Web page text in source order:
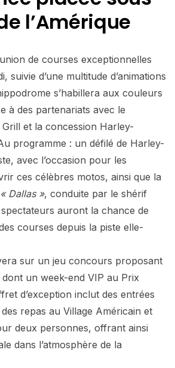
l’Amérique
de courses exceptionnelles
suivie d’une multitude d’animations
s’habillera aux couleurs
à des partenariats avec le
et la concession Harley-
programme : un défilé de Harley-
avec l’occasion pour les
ces célèbres motos, ainsi que la
« Dallas », conduite par le shérif
auront la chance de
courses depuis la piste elle-
sur un jeu concours proposant
un week-end VIP au Prix
d’exception inclut des entrées
repas au Village Américain et
deux personnes, offrant ainsi
dans l’atmosphère de la